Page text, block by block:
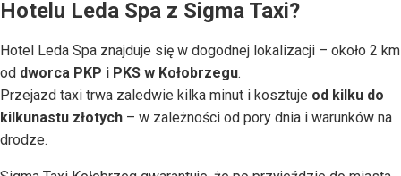
Hotelu Leda Spa z Sigma Taxi?
Hotel Leda Spa znajduje się w dogodnej lokalizacji – około 2 km
od dworca PKP i PKS w Kołobrzegu.
Przejazd taxi trwa zaledwie kilka minut i kosztuje od kilku do
kilkunastu złotych – w zależności od pory dnia i warunków na
drodze.